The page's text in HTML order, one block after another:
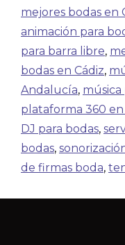
mejores bodas en
animación para
para barra libre,
bodas en Cádiz,
Andalucía, música
plataforma 360
DJ para bodas,
bodas,
de firmas boda,